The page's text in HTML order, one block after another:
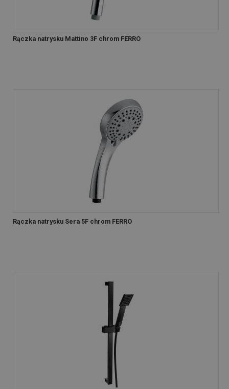
Rączka natrysku Mattino 3F chrom FERRO
Rączka natrysku Sera 5F chrom FERRO